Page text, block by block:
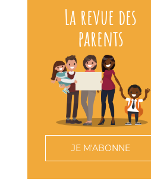
La revue des
parents
JE M'ABONNE